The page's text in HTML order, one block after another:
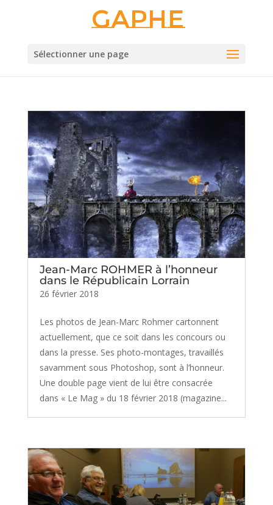
Gaphe
Sélectionner une page
Jean-Marc ROHMER à l’honneur
dans le Républicain Lorrain
26 février 2018
Les photos de Jean-Marc Rohmer cartonnent
actuellement, que ce soit dans les concours ou
dans la presse. Ses photo-montages, travaillés
savamment sous Photoshop, sont à l’honneur.
Une double page vient de lui être consacrée
dans « Le Mag » du 18 février 2018 (magazine...